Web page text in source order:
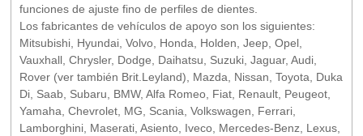
funciones de ajuste fino de perfiles de dientes.
Los fabricantes de vehículos de apoyo son los siguientes:
Mitsubishi, Hyundai, Volvo, Honda, Holden, Jeep, Opel,
Vauxhall, Chrysler, Dodge, Daihatsu, Suzuki, Jaguar, Audi,
Rover (ver también Brit.Leyland), Mazda, Nissan, Toyota, Duka
Di, Saab, Subaru, BMW, Alfa Romeo, Fiat, Renault, Peugeot,
Yamaha, Chevrolet, MG, Scania, Volkswagen, Ferrari,
Lamborghini, Maserati, Asiento, Iveco, Mercedes-Benz, Lexus,